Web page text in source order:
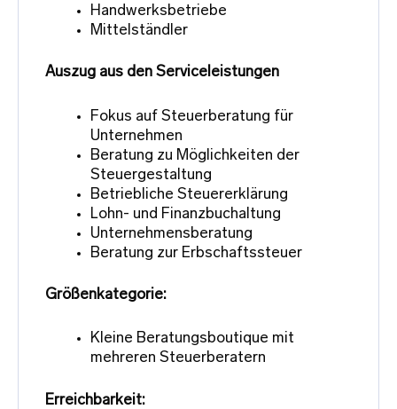
Handwerksbetriebe
Mittelständler
Auszug aus den Serviceleistungen
Fokus auf Steuerberatung für
Unternehmen
Beratung zu Möglichkeiten der
Steuergestaltung
Betriebliche Steuererklärung
Lohn- und Finanzbuchaltung
Unternehmensberatung
Beratung zur Erbschaftssteuer
Größenkategorie:
Kleine Beratungsboutique mit
mehreren Steuerberatern
Erreichbarkeit: